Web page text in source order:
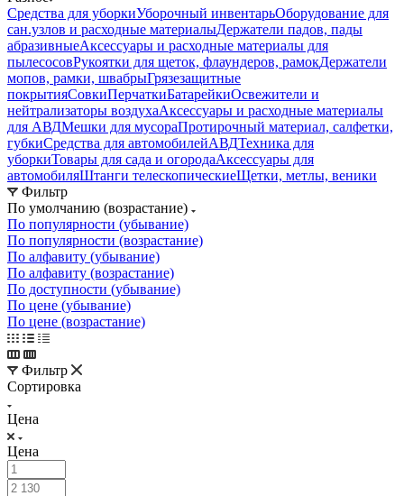
Средства для уборкиУборочный инвентарьОборудование для
сан.узлов и расходные материалыДержатели падов, пады
абразивныеАксессуары и расходные материалы для
пылесосовРукоятки для щеток, флаундеров, рамокДержатели
мопов, рамки, швабрыГрязезащитные
покрытияСовкиПерчаткиБатарейкиОсвежители и
нейтрализаторы воздухаАксессуары и расходные материалы
для АВДМешки для мусораПротирочный материал, салфетки,
губкиСредства для автомобилейАВДТехника для
уборкиТовары для сада и огородаАксессуары для
автомобиляШтанги телескопическиеЩетки, метлы, веники
Фильтр
По умолчанию (возрастание)
По популярности (убывание)
По популярности (возрастание)
По алфавиту (убывание)
По алфавиту (возрастание)
По доступности (убывание)
По цене (убывание)
По цене (возрастание)
Фильтр
Сортировка
Цена
Цена